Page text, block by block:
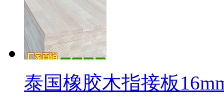
泰国橡胶木指接板